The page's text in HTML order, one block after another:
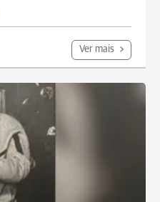
Ver mais